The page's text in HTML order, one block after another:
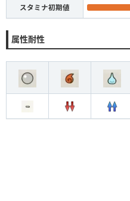
スタミナ初期値
属性耐性